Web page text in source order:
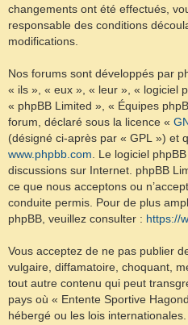
changements ont été effectués,
responsable des conditions
modifications.
Nos forums sont développés par
« ils », « eux », « leur », « logiciel
« phpBB Limited », « Équipes
forum, déclaré sous la licence «
(désigné ci-après par « GPL ») et
www.phpbb.com . Le logiciel
discussions sur Internet. phpBB
ce que nous acceptons ou
conduite permis. Pour de plus
phpBB, veuillez consulter : https://
Vous acceptez de ne pas publier
vulgaire, diffamatoire, choquant,
tout autre contenu qui peut
pays où « Entente Sportive
hébergé ou les lois